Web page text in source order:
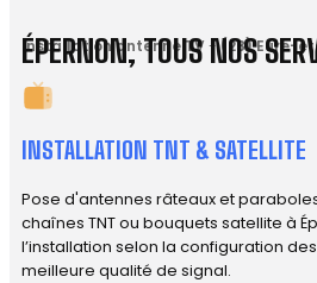
Installation antenne TV-(28) Eure-
ÉPERNON, TOUS NOS
INSTALLATION TNT & SATELLITE
Pose d'antennes râteaux et
chaînes TNT ou bouquets satellite à
l’installation selon la configuration
meilleure qualité de signal.